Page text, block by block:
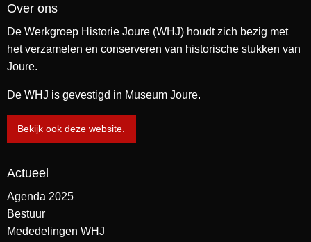
Over ons
De Werkgroep Historie Joure (WHJ) houdt zich bezig met
het verzamelen en conserveren van historische stukken van
Joure.
De WHJ is gevestigd in Museum Joure.
Bekijk ook deze website.
Actueel
Agenda 2025
Bestuur
Mededelingen WHJ